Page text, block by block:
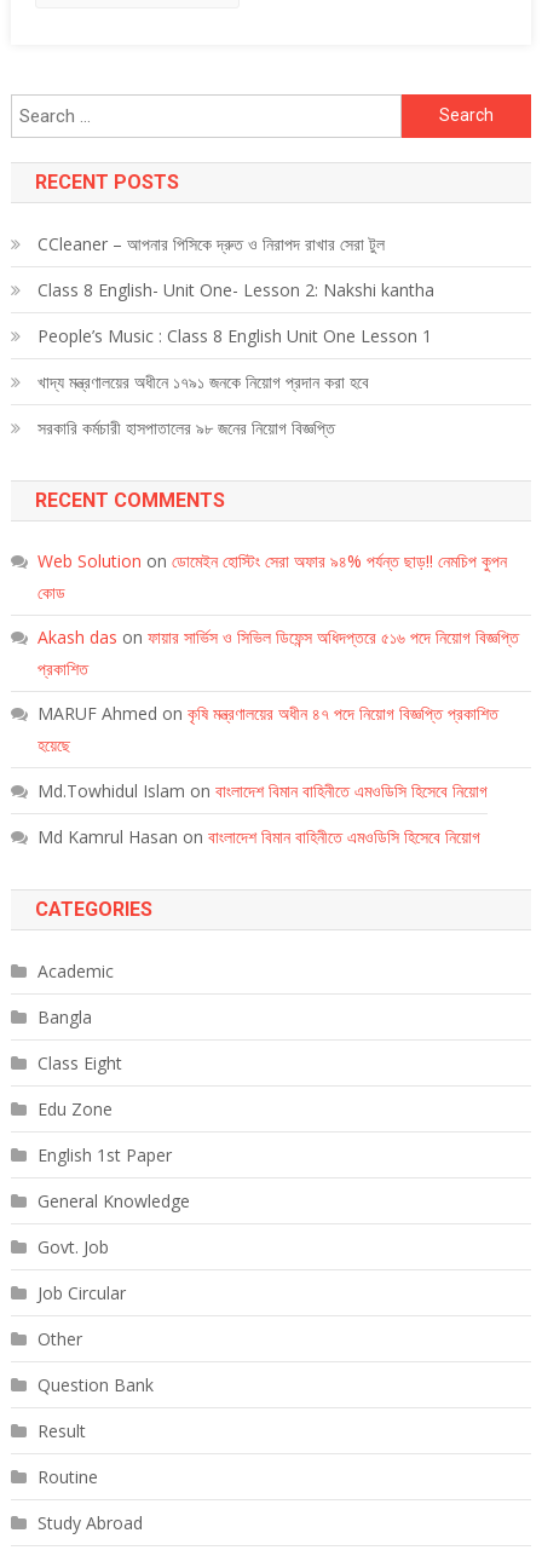
Search
for:
RECENT POSTS
CCleaner – আপনার পিসিকে দ্রুত ও নিরাপদ রাখার সেরা টুল
Class 8 English- Unit One- Lesson 2: Nakshi kantha
People’s Music : Class 8 English Unit One Lesson 1
খাদ্য মন্ত্রণালয়ের অধীনে ১৭৯১ জনকে নিয়োগ প্রদান করা হবে
সরকারি কর্মচারী হাসপাতালের ৯৮ জনের নিয়োগ বিজ্ঞপ্তি
RECENT COMMENTS
Web Solution on ডোমেইন হোস্টিং সেরা অফার ৯৪% পর্যন্ত ছাড়!! নেমচিপ কুপন
কোড
Akash das on ফায়ার সার্ভিস ও সিভিল ডিফেন্স অধিদপ্তরে ৫১৬ পদে নিয়োগ বিজ্ঞপ্তি
প্রকাশিত
MARUF Ahmed on কৃষি মন্ত্রণালয়ের অধীন ৪৭ পদে নিয়োগ বিজ্ঞপ্তি প্রকাশিত
হয়েছে
Md.Towhidul Islam on বাংলাদেশ বিমান বাহিনীতে এমওডিসি হিসেবে নিয়োগ
Md Kamrul Hasan on বাংলাদেশ বিমান বাহিনীতে এমওডিসি হিসেবে নিয়োগ
CATEGORIES
Academic
Bangla
Class Eight
Edu Zone
English 1st Paper
General Knowledge
Govt. Job
Job Circular
Other
Question Bank
Result
Routine
Study Abroad